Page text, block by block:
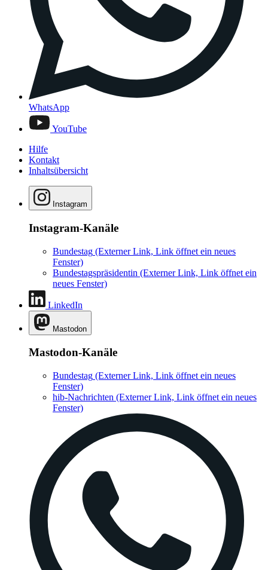
WhatsApp
YouTube
Hilfe
Kontakt
Inhaltsübersicht
Instagram
Instagram-Kanäle
Bundestag (Externer Link, Link öffnet ein neues
Fenster)
Bundestagspräsidentin (Externer Link, Link öffnet ein
neues Fenster)
LinkedIn
Mastodon
Mastodon-Kanäle
Bundestag (Externer Link, Link öffnet ein neues
Fenster)
hib-Nachrichten (Externer Link, Link öffnet ein neues
Fenster)